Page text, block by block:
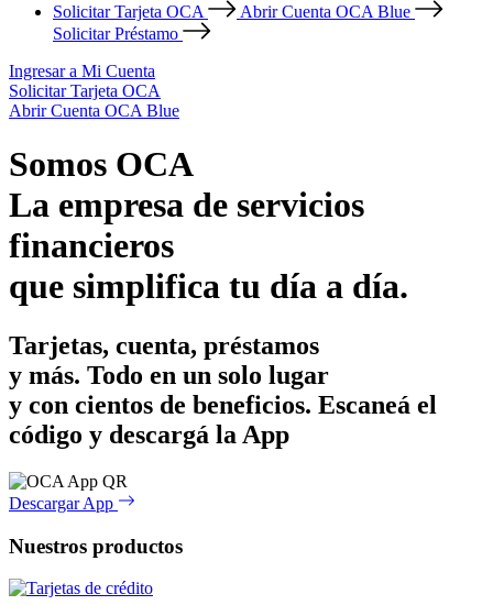
Solicitar Tarjeta OCA
Abrir Cuenta OCA Blue
Solicitar Préstamo
Ingresar a Mi Cuenta
Solicitar Tarjeta OCA
Abrir Cuenta OCA Blue
Somos OCA
La empresa de servicios
financieros
que simplifica tu día a día.
Tarjetas, cuenta, préstamos
y más. Todo en un solo lugar
y con cientos de beneficios. Escaneá el
código y descargá la App
Descargar App
Nuestros productos